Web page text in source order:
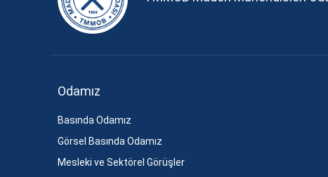
Odamız
Basında Odamız
Görsel Basında Odamız
Mesleki ve Sektörel Görüşler